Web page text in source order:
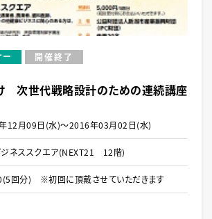
開催終了
次世代戦略設計のための連続講座
12月09日(水)～2016年03月02日(水)
ネススクエア(NEXT21 12階)
回分) ※初回に頂戴させていただきます